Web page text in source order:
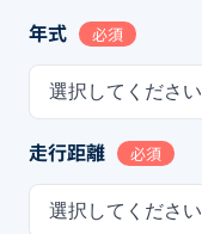
年式 必須
選択してください
走行距離 必須
選択してください